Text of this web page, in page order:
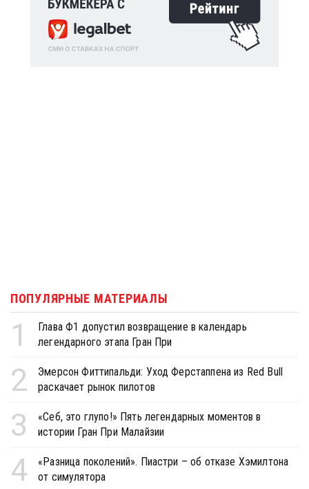
ПОПУЛЯРНЫЕ МАТЕРИАЛЫ
1
Глава Ф1 допустил возвращение в календарь
легендарного этапа Гран При
2
Эмерсон Фиттипальди: Уход Ферстаппена из Red Bull
раскачает рынок пилотов
3
«Себ, это глупо!» Пять легендарных моментов в
истории Гран При Малайзии
4
«Разница поколений». Пиастри – об отказе Хэмилтона
от симулятора